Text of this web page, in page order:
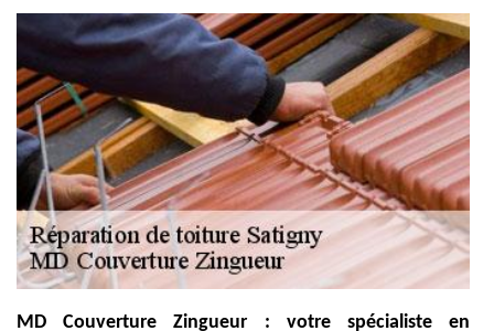
MD Couverture Zingueur : votre spécialiste en